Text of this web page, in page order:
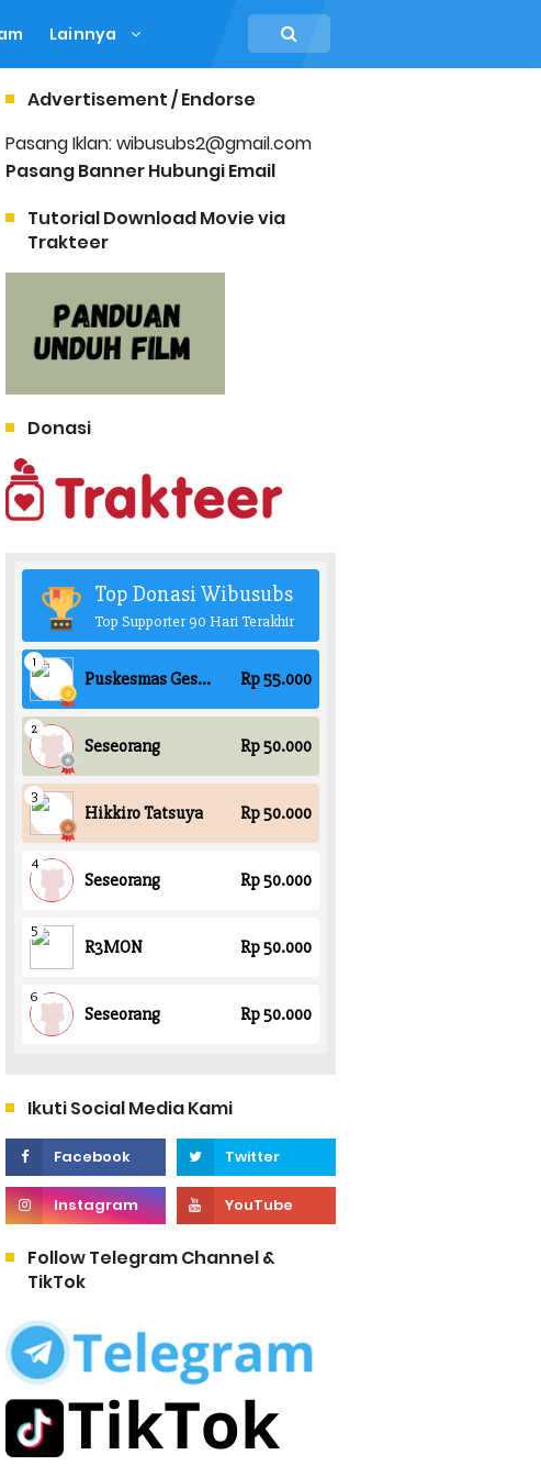
Lainnya
Advertisement / Endorse
Pasang Iklan: wibusubs2@gmail.com
Pasang Banner Hubungi Email
Tutorial Download Movie via
Trakteer
Donasi
Ikuti Social Media Kami
Follow Telegram Channel &
TikTok